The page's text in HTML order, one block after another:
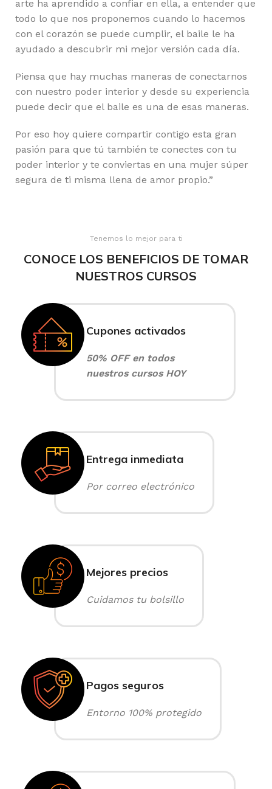
arte ha aprendido a confiar en ella, a entender que
todo lo que nos proponemos cuando lo hacemos
con el corazón se puede cumplir, el baile le ha
ayudado a descubrir mi mejor versión cada día.
Piensa que hay muchas maneras de conectarnos
con nuestro poder interior y desde su experiencia
puede decir que el baile es una de esas maneras.
Por eso hoy quiere compartir contigo esta gran
pasión para que tú también te conectes con tu
poder interior y te conviertas en una mujer súper
segura de ti misma llena de amor propio.”
Tenemos lo mejor para ti
CONOCE LOS BENEFICIOS DE TOMAR
NUESTROS CURSOS
Cupones activados
50% OFF en todos
nuestros cursos HOY
Entrega inmediata
Por correo electrónico
Mejores precios
Cuidamos tu bolsillo
Pagos seguros
Entorno 100% protegido